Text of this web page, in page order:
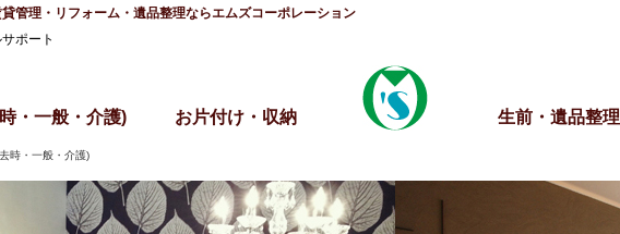
管理・リフォーム・遺品整理ならエムズコーポレーション
ポート
・一般・介護) お片付け・収納 生前・遺品整理
時・一般・介護)